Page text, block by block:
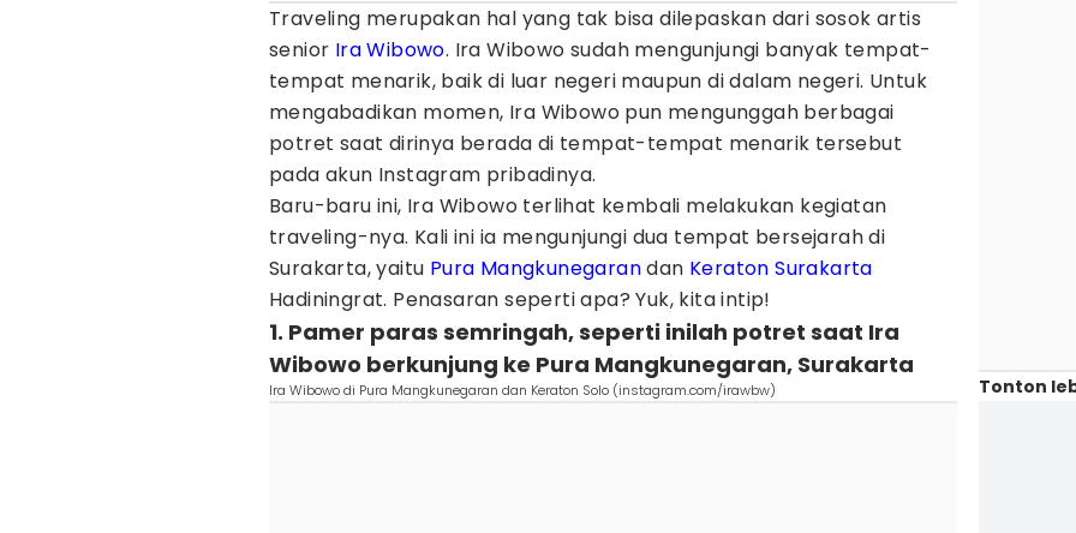
Traveling merupakan hal yang tak bisa dilepaskan dari sosok artis
senior Ira Wibowo. Ira Wibowo sudah mengunjungi banyak tempat-
tempat menarik, baik di luar negeri maupun di dalam negeri. Untuk
mengabadikan momen, Ira Wibowo pun mengunggah berbagai
potret saat dirinya berada di tempat-tempat menarik tersebut
pada akun Instagram pribadinya.
Baru-baru ini, Ira Wibowo terlihat kembali melakukan kegiatan
traveling-nya. Kali ini ia mengunjungi dua tempat bersejarah di
Surakarta, yaitu Pura Mangkunegarandan Keraton Surakarta
Hadiningrat. Penasaran seperti apa? Yuk, kita intip!
1. Pamer paras semringah, seperti inilah potret saat Ira
Wibowo berkunjung ke Pura Mangkunegaran, Surakarta
Ira Wibowo di Pura Mangkunegaran dan Keraton Solo (instagram.com/irawbw) Tonton